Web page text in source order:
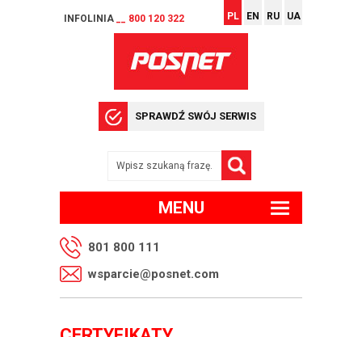
INFOLINIA __ 800 120 322 PL EN RU UA
SPRAWDŹ SWÓJ SERWIS
MENU
801 800 111
wsparcie@posnet.com